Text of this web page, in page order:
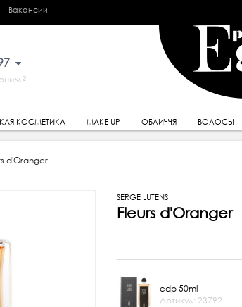
Вакансии
КОСМЕТИКА MAKE UP ОБЛИЧЧЯ ВОЛОСЫ
d'Oranger
SERGE LUTENS
Fleurs d'Oranger
edp 50ml
Артикул: 23792